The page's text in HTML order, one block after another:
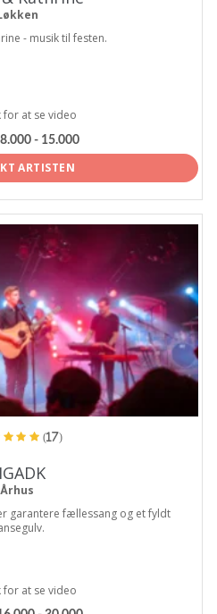
- musik til festen.
for at se video
8.000 - 15.000
ARTISTEN
(17)
Århus
garantere fællessang og et fyldt
for at se video